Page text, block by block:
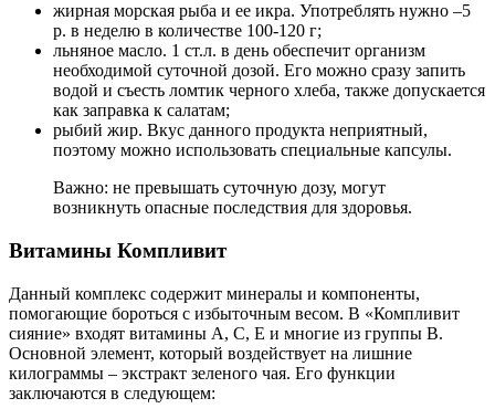
жирная морская рыба и ее икра. Употреблять нужно –5
р. в неделю в количестве 100-120 г;
льняное масло. 1 ст.л. в день обеспечит организм
необходимой суточной дозой. Его можно сразу запить
водой и съесть ломтик черного хлеба, также допускается
как заправка к салатам;
рыбий жир. Вкус данного продукта неприятный,
поэтому можно использовать специальные капсулы.
Важно: не превышать суточную дозу, могут
возникнуть опасные последствия для здоровья.
Витамины Компливит
Данный комплекс содержит минералы и компоненты,
помогающие бороться с избыточным весом. В «Компливит
сияние» входят витамины А, С, Е и многие из группы В.
Основной элемент, который воздействует на лишние
килограммы – экстракт зеленого чая. Его функции
заключаются в следующем: